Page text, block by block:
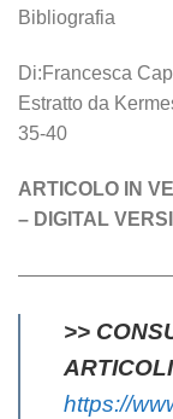
Bibliografia
Di:Francesca
Estratto da
35-40
ARTICOLO IN
– DIGITAL
>>
https://